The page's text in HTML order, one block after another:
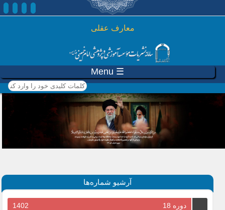
رفتن به محتوای اصلی
معارف عقلی
☰ Menu
کلمات کلیدی خود را وارد
کنید
آرشیو شماره‌ها
دوره 18 1402